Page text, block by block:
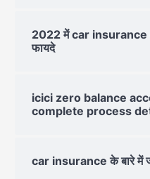
2022 में car insurance
फायदे
icici zero balance
complete process
car insurance के बारे में